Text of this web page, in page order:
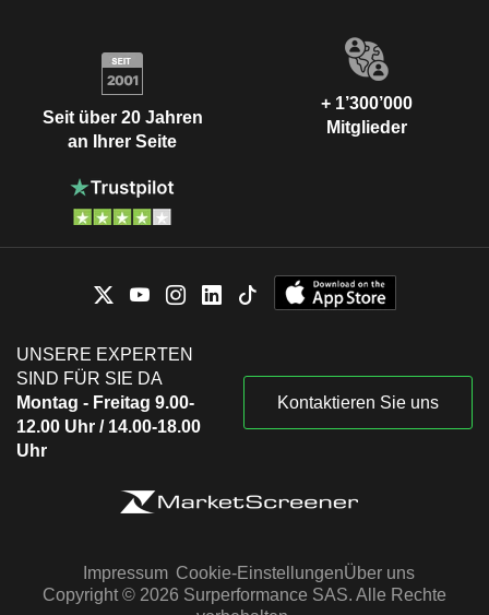
Seit über 20 Jahren
an Ihrer Seite
+ 1’300’000
Mitglieder
UNSERE EXPERTEN
SIND FÜR SIE DA
Montag - Freitag 9.00-
12.00 Uhr / 14.00-18.00
Uhr
Kontaktieren Sie uns
Impressum Cookie-EinstellungenÜber uns
Copyright © 2026 Surperformance SAS. Alle Rechte